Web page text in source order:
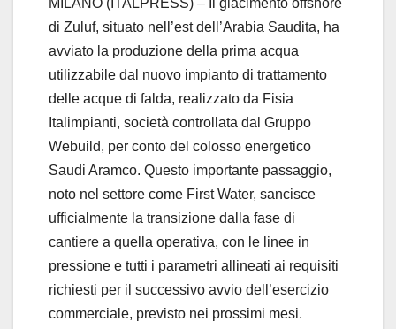
MILANO (ITALPRESS) – Il giacimento offshore
di Zuluf, situato nell’est dell’Arabia Saudita, ha
avviato la produzione della prima acqua
utilizzabile dal nuovo impianto di trattamento
delle acque di falda, realizzato da Fisia
Italimpianti, società controllata dal Gruppo
Webuild, per conto del colosso energetico
Saudi Aramco. Questo importante passaggio,
noto nel settore come First Water, sancisce
ufficialmente la transizione dalla fase di
cantiere a quella operativa, con le linee in
pressione e tutti i parametri allineati ai requisiti
richiesti per il successivo avvio dell’esercizio
commerciale, previsto nei prossimi mesi.